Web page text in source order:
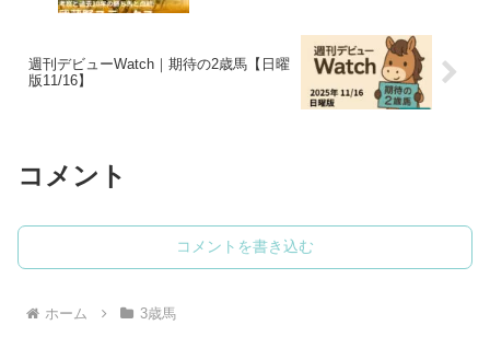
週刊デビューWatch｜期待の2歳馬【日曜
版11/16】
コメント
コメントを書き込む
ホーム 3歳馬